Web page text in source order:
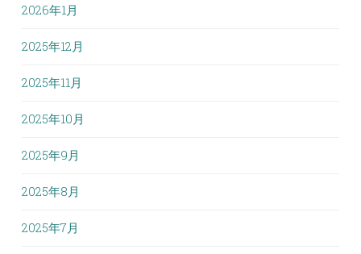
2026年1月
2025年12月
2025年11月
2025年10月
2025年9月
2025年8月
2025年7月